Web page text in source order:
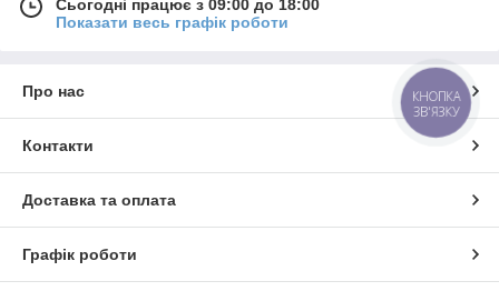
Сьогодні працює з 09:00 до 18:00
Показати весь графік роботи
Про нас
Контакти
Доставка та оплата
Графік роботи
КНОПКА
ЗВ'ЯЗКУ